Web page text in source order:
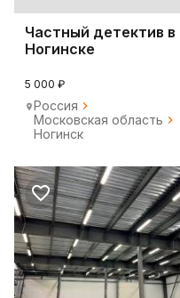
Частный детектив в
Ногинске
5 000 ₽
Россия
Московская область
Ногинск